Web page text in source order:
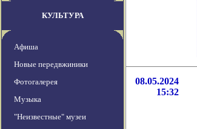
КУЛЬТУРА
Афиша
Новые передвжиники
Фотогалерея
Музыка
"Неизвестные" музеи
08.05.2024
15:32